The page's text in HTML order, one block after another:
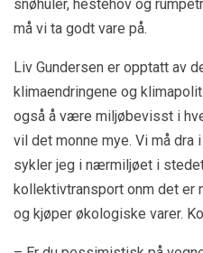
snøhuler, hestehov og
må vi ta godt vare på.
Liv Gundersen er opptatt av
klimaendringene og
også å være miljøbevisst i
vil det monne mye. Vi må dra
sykler jeg i nærmiljøet i
kollektivtransport onm det er
og kjøper økologiske varer.